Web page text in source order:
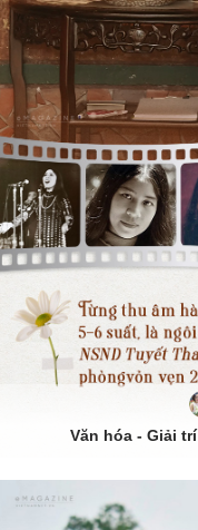
Văn hóa - Giải trí